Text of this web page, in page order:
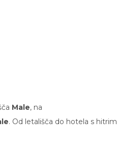
Male, na
. Od letališča do hotela s hitrim